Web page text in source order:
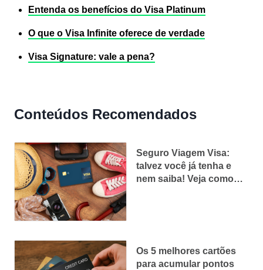
Entenda os benefícios do Visa Platinum
O que o Visa Infinite oferece de verdade
Visa Signature: vale a pena?
Conteúdos Recomendados
Seguro Viagem Visa:
talvez você já tenha e
nem saiba! Veja como
Os 5 melhores cartões
para acumular pontos